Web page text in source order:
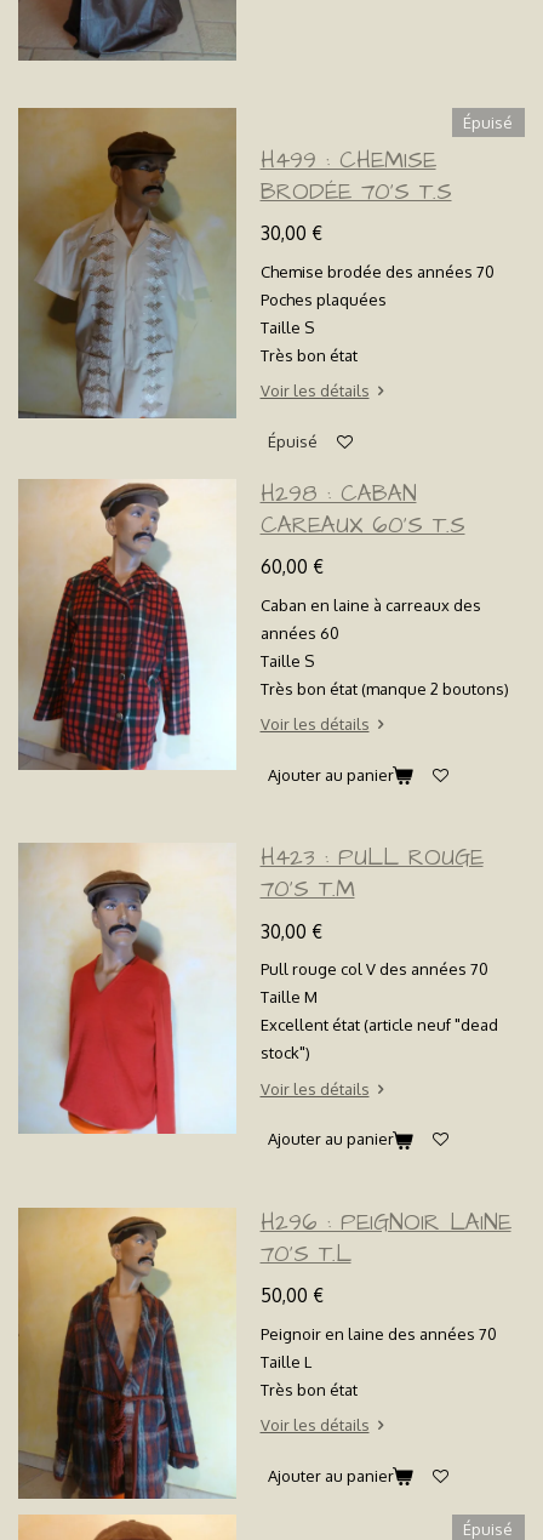
Épuisé
H499 : CHEMISE
BRODÉE 70'S T.S
30,00 €
Chemise brodée des années 70
Poches plaquées
Taille S
Très bon état
Voir les détails
Épuisé
H298 : CABAN
CAREAUX 60'S T.S
60,00 €
Caban en laine à carreaux des
années 60
Taille S
Très bon état (manque 2 boutons)
Voir les détails
Ajouter au panier
H423 : PULL ROUGE
70'S T.M
30,00 €
Pull rouge col V des années 70
Taille M
Excellent état (article neuf "dead
stock")
Voir les détails
Ajouter au panier
H296 : PEIGNOIR LAINE
70'S T.L
50,00 €
Peignoir en laine des années 70
Taille L
Très bon état
Voir les détails
Ajouter au panier
Épuisé